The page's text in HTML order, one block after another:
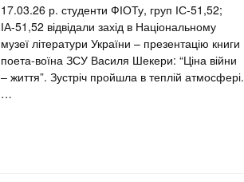
17.03.26 р. студенти ФІОТу, груп ІС-51,52;
ІА-51,52 відвідали захід в Національному
музеї літератури України – презентацію книги
поета-воїна ЗСУ Василя Шекери: “Ціна війни
– життя”. Зустріч пройшла в теплій атмосфері.
…